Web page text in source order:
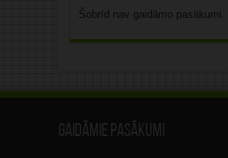
Šobrīd nav gaidāmo pasākumi.
Gaidāmie pasākumi